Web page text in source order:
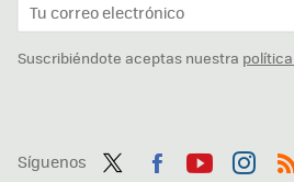
Suscribiéndote aceptas nuestra
Síguenos